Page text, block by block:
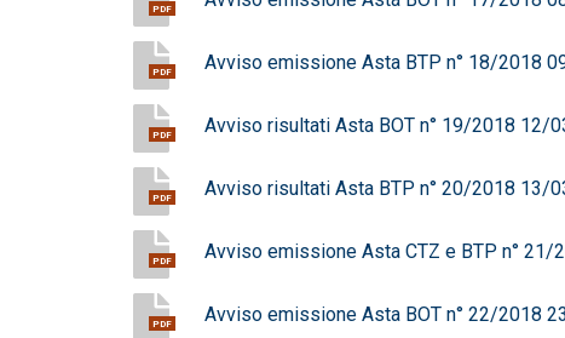
PDF
PDF Avviso emissione Asta BTP n° 18/2018
PDF Avviso risultati Asta BOT n° 19/2018 12/
PDF Avviso risultati Asta BTP n° 20/2018 13/
PDF Avviso emissione Asta CTZ e BTP n°
PDF Avviso emissione Asta BOT n° 22/2018